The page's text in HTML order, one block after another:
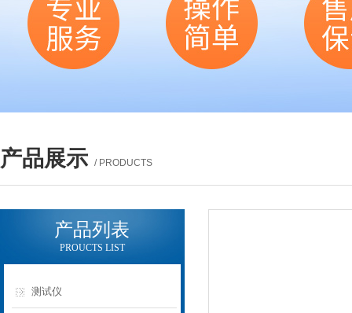
产品展示 / PRODUCTS
产品列表
PROUCTS LIST
测试仪